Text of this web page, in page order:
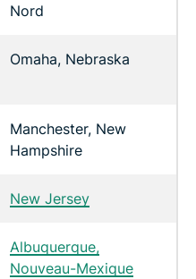
Nord
Omaha, Nebraska
Manchester, New
Hampshire
New Jersey
Albuquerque,
Nouveau-Mexique